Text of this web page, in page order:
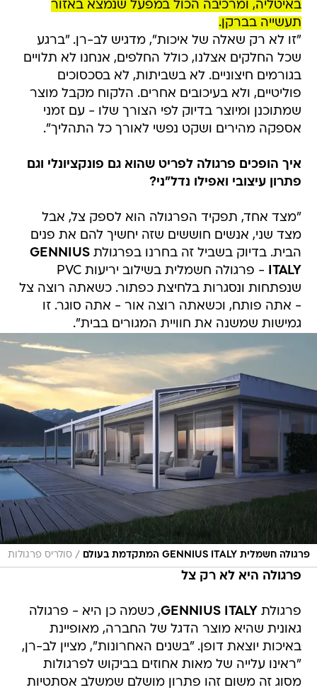
באיטליה, ומרכיבה הכול במפעל שנמצא באזור
תעשייה בברקן.
"זו לא רק שאלה של איכות", מדגיש לב-רן. "ברגע
שכל החלקים אצלנו, כולל החלפים, אנחנו לא תלויים
בגורמים חיצוניים. לא בשביתות, לא בסכסוכים
פוליטיים, ולא בעיכובים אחרים. הלקוח מקבל מוצר
שמתוכנן ומיוצר בדיוק לפי הצורך שלו - עם זמני
אספקה מהירים ושקט נפשי לאורך כל התהליך".
איך הופכים פרגולה לפריט שהוא גם פונקציונלי וגם
פתרון עיצובי ואפילו נדל"ני?
"מצד אחד, תפקיד הפרגולה הוא לספק צל, אבל
מצד שני, אנשים חוששים שזה יחשיך להם את פנים
הבית. בדיוק בשביל זה בחרנו בפרגולתGENNIUS
ITALY
- פרגולה חשמלית בשילוב יריעות PVC
שנפתחות ונסגרות בלחיצת כפתור. כשאתה רוצה צל
- אתה פותח, וכשאתה רוצה אור - אתה סוגר. זו
גמישות שמשנה את חוויית המגורים בבית".
פרגולה חשמלית GENNIUS ITALY המתקדמת בעולם / סולריס פרגולות
פרגולה היא לא רק צל
פרגולת GENNIUS ITALY, כשמה כן היא - פרגולה
גאונית שהיא מוצר הדגל של החברה, מאופיינת
באיכות יוצאת דופן. "בשנים האחרונות", מציין לב-רן,
"ראינו עלייה של מאות אחוזים בביקוש לפרגולות
מסוג זה משום זהו פתרון מושלם שמשלב אסתטיות